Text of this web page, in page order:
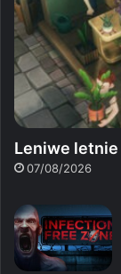
Leniwe
07/08/2026